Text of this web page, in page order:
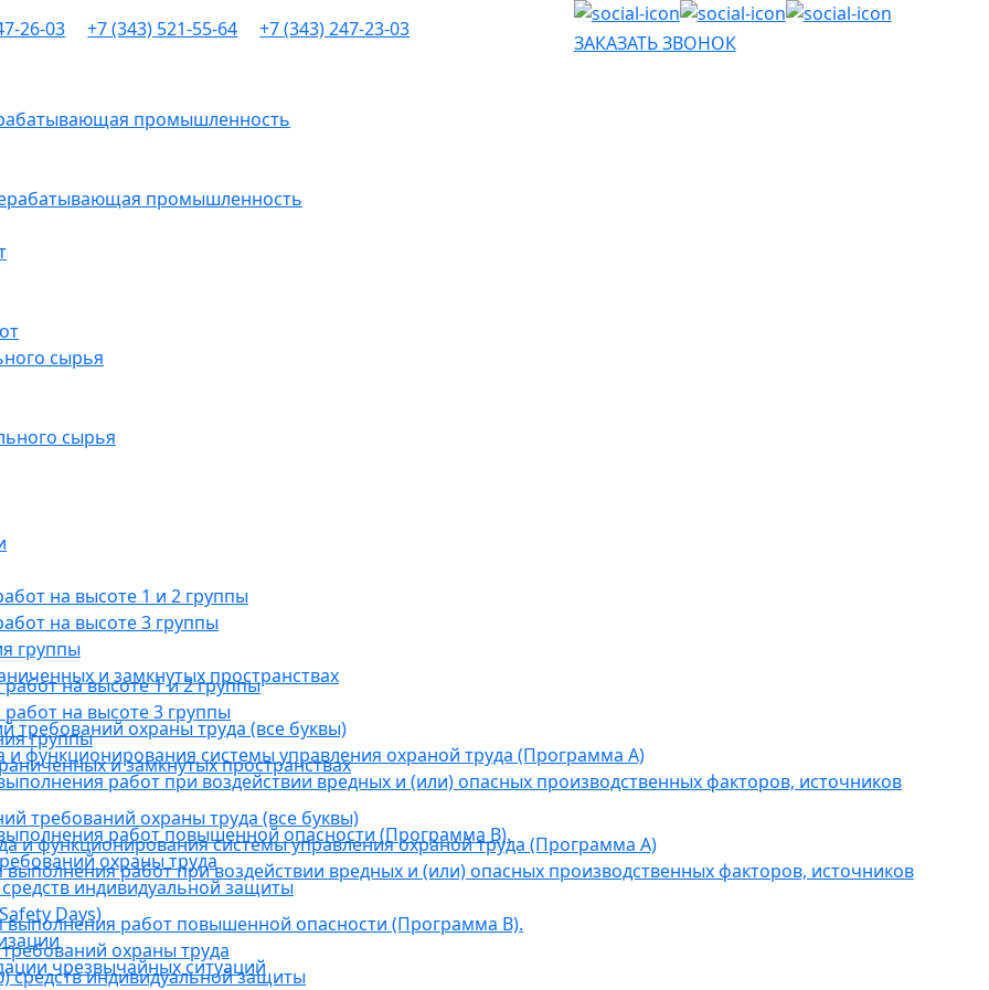
промышленность
сырья
на высоте 1 и 2 группы
на высоте 3 группы
группы
и замкнутых пространствах
требований охраны труда (все буквы)
функционирования системы управления охраной труда (Программа А)
работ при воздействии вредных и (или) опасных производственных факторов, источников
работ повышенной опасности (Программа В).
охраны труда
индивидуальной защиты
Days)
чрезвычайных ситуаций
26-03 +7 (343) 521-55-64 +7 (343) 247-23-03
ЗАКАЗАТЬ ЗВОНОК
промышленность
сырья
на высоте 1 и 2 группы
на высоте 3 группы
группы
и замкнутых пространствах
требований охраны труда (все буквы)
и функционирования системы управления охраной труда (Программа А)
работ при воздействии вредных и (или) опасных производственных факторов, источников
работ повышенной опасности (Программа В).
охраны труда
индивидуальной защиты